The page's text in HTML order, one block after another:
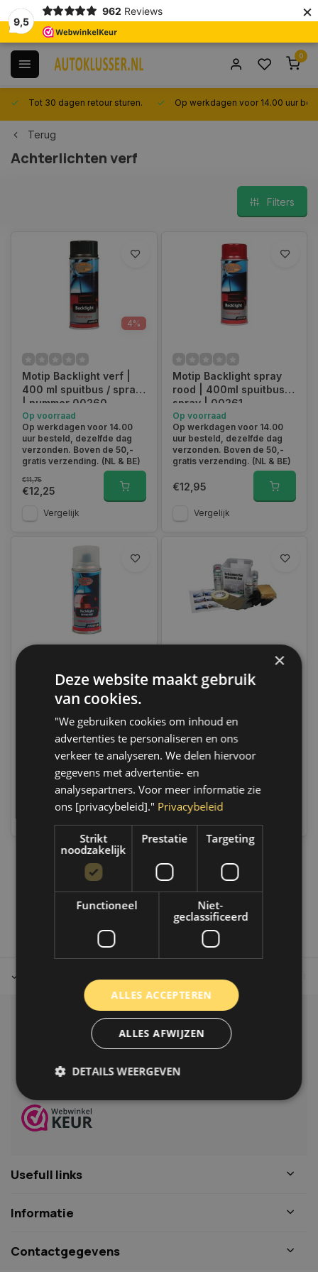
9,5
962 Reviews ×
0
Tot 30 dagen retour sturen. Op werkdagen voor 14.00 uur
Terug
Achterlichten verf
Filters
4%
Motip Backlight verf |
400 ml spuitbus / spray
| nummer 00260
Op voorraad
Op werkdagen voor 14.00
uur besteld, dezelfde dag
verzonden. Boven de 50,-
gratis verzending. (NL & BE)
€11,75
€12,25
Vergelijk
Motip Backlight spray
rood | 400ml spuitbus /
spray | 00261
Op voorraad
Op werkdagen voor 14.00
uur besteld, dezelfde dag
verzonden. Boven de 50,-
gratis verzending. (NL & BE)
€12,95
Vergelijk
Motip Spuitbus
achterlicht verf
verwijderaar 150ml
Only 3 left
Op werkdagen voor 14.00
uur besteld, dezelfde dag
verzonden. Boven de 50,-
gratis verzending. (NL & BE)
Colormatic Koplamp
Op voorraad
binnen 1 a 2 werkdagen.
Boven de 50,- gratis
€58,35
1
Klantenservice
Veelgestelde vragen
06-39119169
Usefull links
Informatie
Contactgegevens
×
Deze website maakt gebruik
van cookies.
"We gebruiken cookies om inhoud en
advertenties te personaliseren en ons
verkeer te analyseren. We delen hiervoor
gegevens met advertentie- en
analysepartners. Voor meer informatie zie
ons [privacybeleid]." Privacybeleid
Strikt
noodzakelijk
Prestatie Targeting
Functioneel
Niet-
geclassificeerd
ALLES ACCEPTEREN
ALLES AFWIJZEN
DETAILS WEERGEVEN
Strikt noodzakelijk
Strikt noodzakelijke cookies maken de
website kan niet goed worden gebruikt zonder de
strikt noodzakelijke cookies.